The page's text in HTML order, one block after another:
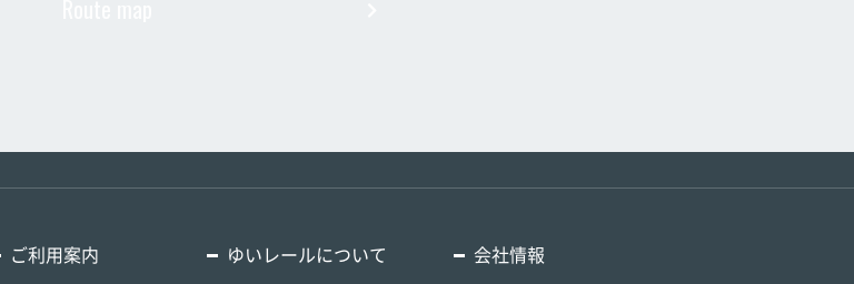
ご利用案内 ゆいレールについて 会社情報